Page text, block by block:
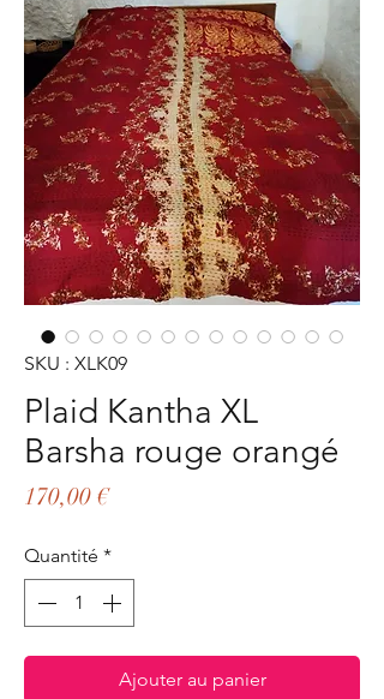
SKU : XLK09
Plaid Kantha XL
Barsha rouge orangé
170,00 €Prix
Quantité *
Ajouter au panier